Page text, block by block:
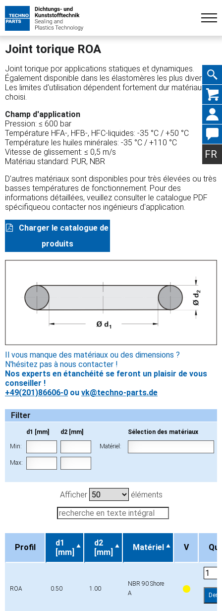
Aller
au
FR
Joint torique ROA
Joint torique por applications statiques et dynamiques.
Également disponible dans les élastomères les plus divers.
Les limites d'utilisation dépendent fortement dur matériau
choisi.
Champ d'application
Pression: ≤ 600 bar
Température HFA-, HFB-, HFC-liquides: -35 °C / +50 °C
Température les huiles minérales: -35 °C / +110 °C
Vitesse de glissement: ≤ 0,5 m/s
Matériau standard: PUR, NBR
D'autres matériaux sont disponibles pour très élevées ou très
basses températures de fonctionnement. Pour des
informations détaillées, veuillez consulter le catalogue PDF
spécifiqueou contacter nos ingénieurs d'application.
Charger le catalogue de
produits
Il vous manque des matériaux ou des dimensions ?
N'hésitez pas à nous contacter !
Nos experts en étanchéité se feront un plaisir de vous
conseiller !
+49(201)86606-0 ou vk@techno-parts.de
Filter
d1 [mm] d2 [mm]
Min:
Max:
Sélection des matériaux
Matériel:
Afficher éléments
Profil
d1
[mm]
d2
[mm]
Matériel V
ROA 0.50 1.00
NBR 90 Shore
A